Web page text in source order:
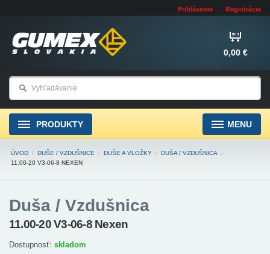
Prihlásenie Registrácia
0,00 €
PRODUKTY MENU
ÚVOD / DUŠE / VZDUŠNICE / DUŠE A VLOŽKY / DUŠA / VZDUŠNICA
/
11.00-20 V3-06-8 NEXEN
Duša / Vzdušnica
11.00-20 V3-06-8 Nexen
Dostupnosť: skladom